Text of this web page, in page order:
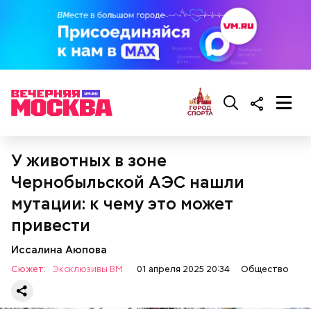
У животных в зоне
Чернобыльской АЭС нашли
мутации: к чему это может
привести
Иссалина Аюпова
Сюжет: Эксклюзивы ВМ 01 апреля 2025 20:34 Общество
— Посолить и поперчить по вкусу за пару минут до
их к овощам и через несколько минут снять с огня,
— посоветовал собеседник «ВМ».